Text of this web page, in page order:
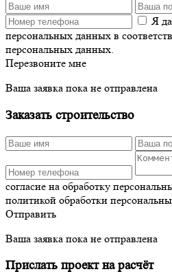
Я
персональных данных в
персональных данных.
Перезвоните мне
Ваша заявка пока не отправлена
Заказать строительство
согласие на обработку
политикой обработки
Отправить
Ваша заявка пока не отправлена
Прислать проект на расчёт